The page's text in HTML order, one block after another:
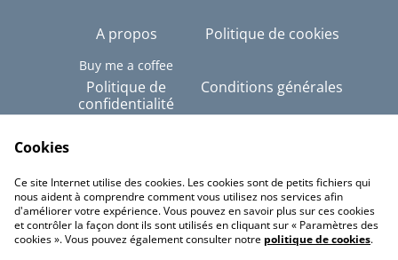
A propos
Buy me a coffee
Politique de cookies
Politique de
confidentialité
Conditions générales
Copyright © Tous
Linktree
Cookies
Ce site Internet utilise des cookies. Les cookies sont de petits fichiers qui
nous aident à comprendre comment vous utilisez nos services afin
d'améliorer votre expérience. Vous pouvez en savoir plus sur ces cookies
et contrôler la façon dont ils sont utilisés en cliquant sur « Paramètres des
cookies ». Vous pouvez également consulter notre politique de cookies.